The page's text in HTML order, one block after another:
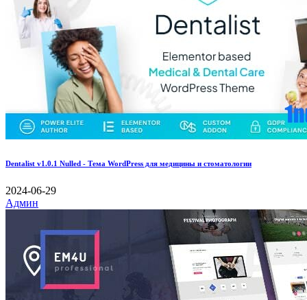
Dentalist v1.0.1 Nulled - Тема WordPress для медицины и стоматологии
2024-06-29
Админ